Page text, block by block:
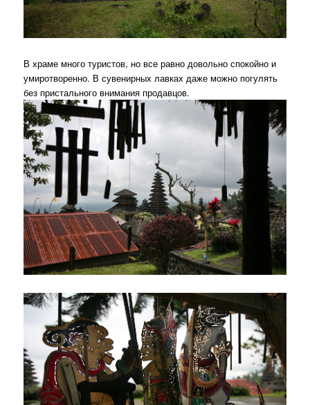
В храме много туристов, но все равно довольно спокойно и
умиротворенно. В сувенирных лавках даже можно погулять
без пристального внимания продавцов.